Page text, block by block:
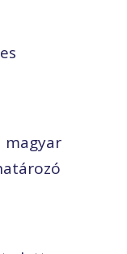
magyar